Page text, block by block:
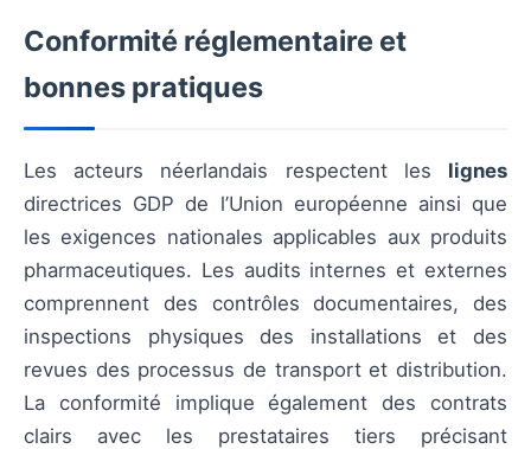
Conformité réglementaire et
bonnes pratiques
Les acteurs néerlandais respectent les lignes
directrices GDP de l’Union européenne ainsi que
les exigences nationales applicables aux produits
pharmaceutiques. Les audits internes et externes
comprennent des contrôles documentaires, des
inspections physiques des installations et des
revues des processus de transport et distribution.
La conformité implique également des contrats
clairs avec les prestataires tiers précisant